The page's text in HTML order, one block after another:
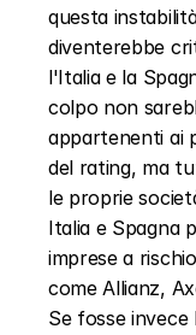
questa
diventerebbe
l'Italia e la
colpo non
appartenenti ai
del rating, ma
le proprie
Italia e Spagna
imprese a
come Allianz,
Se fosse invece